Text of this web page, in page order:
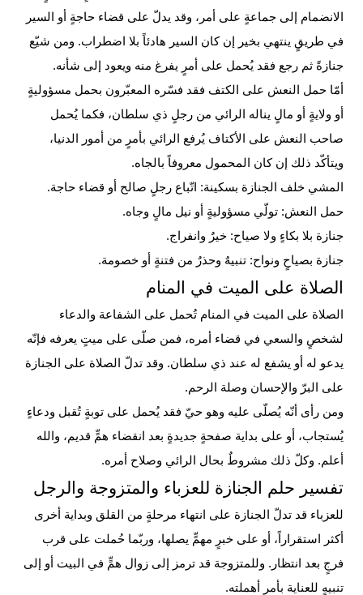
الانضمام إلى جماعةٍ على أمر، وقد يدلّ على قضاء حاجةٍ أو السير
في طريقٍ ينتهي بخير إن كان السير هادئاً بلا اضطراب. ومن شيّع
جنازةً ثم رجع فقد يُحمل على أمرٍ يفرغ منه ويعود إلى شأنه.
أمّا حمل النعش على
الكتف فقد فسّره المعبّرون بحمل مسؤوليةٍ
أو ولايةٍ أو مالٍ يناله الرائي من رجلٍ ذي سلطان، فكما يُحمل
صاحب النعش على الأكتاف يُرفع الرائي بأمرٍ من أمور الدنيا،
ويتأكّد ذلك إن كان المحمول معروفاً بالجاه.
المشي خلف الجنازة بسكينة: اتّباع رجلٍ صالح أو قضاء حاجة.
حمل النعش: تولّي مسؤوليةٍ أو نيل مالٍ وجاه.
جنازة بلا بكاءٍ ولا صياح: خيرٌ وانفراج.
جنازة بصياحٍ ونواح: تنبيهٌ وحذرٌ من فتنةٍ أو خصومة.
الصلاة على الميت في المنام
الصلاة على الميت في المنام تُحمل على الشفاعة والدعاء
لشخصٍ والسعي في قضاء أمره، فمن صلّى على ميتٍ يعرفه فإنّه
يدعو له أو يشفع له عند ذي سلطان. وقد تدلّ الصلاة على الجنازة
على البرّ والإحسان وصلة الرحم.
ومن رأى أنّه يُصلّى عليه وهو حيّ فقد يُحمل على توبةٍ تُقبل ودعاءٍ
يُستجاب، أو على بداية صفحةٍ جديدةٍ بعد انقضاء همٍّ قديم، والله
أعلم. وكلّ ذلك مشروطٌ بحال الرائي وصلاح أمره.
تفسير حلم الجنازة للعزباء والمتزوجة والرجل
للعزباء قد تدلّ الجنازة على انتهاء مرحلةٍ من القلق وبداية أخرى
أكثر استقراراً، أو على خبرٍ مهمٍّ يصلها، وربّما حُملت على قرب
فرجٍ بعد انتظار. وللمتزوجة قد ترمز إلى زوال همٍّ في البيت أو إلى
تنبيهٍ للعناية بأمرٍ أهملته.